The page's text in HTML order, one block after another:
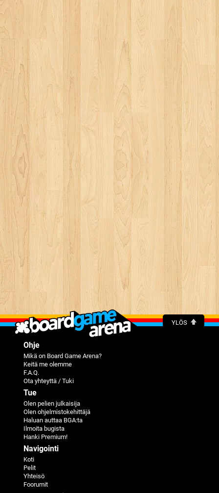
YLÖS
Ohje
Mikä on Board Game Arena?
Keitä me olemme
F.A.Q.
Ota yhteyttä / Tuki
Tue
Olen pelien julkaisija
Olen ohjelmistokehittäjä
Haluan auttaa BGA:ta
Ilmoita bugista
Hanki Premium!
Navigointi
Koti
Pelit
Yhteisö
Foorumit